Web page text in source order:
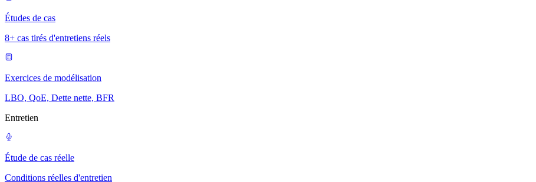
Études de cas
8+ cas tirés d'entretiens réels
Exercices de modélisation
LBO, QoE, Dette nette, BFR
Entretien
Étude de cas réelle
Conditions réelles d'entretien